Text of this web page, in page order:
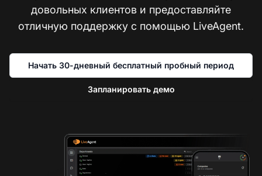
довольных клиентов и предоставляйте
отличную поддержку с помощью LiveAgent.
Начать 30-дневный бесплатный пробный период
Запланировать демо